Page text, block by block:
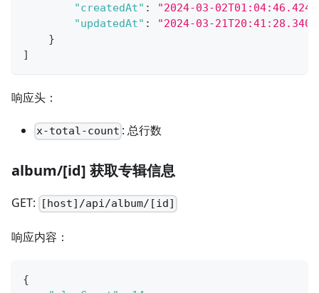
"createdAt" :
"2024-03-
"updatedAt" :
"2024-03-
}
]
响应头：
x-total-count : 总行数
album/[id] 获取专辑信息
GET: [host]/api/album/[id]
响应内容：
{